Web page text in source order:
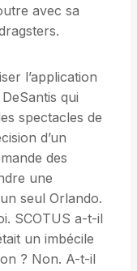
avec sa
l’application
qui
spectacles de
d’un
des
une
seul Orlando.
SCOTUS a-t-il
un imbécile
? Non. A-t-il